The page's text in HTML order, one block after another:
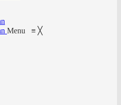
Menu ≡ ╳